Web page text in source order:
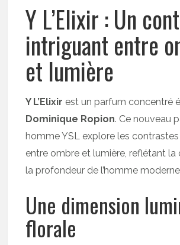
Y L’Elixir : Un
intriguant entre
et lumière
Y L’Elixir est un parfum concentré
Dominique Ropion. Ce nouveau
homme YSL explore les
entre ombre et lumière, reflétant
la profondeur de l’homme
Une dimension
florale